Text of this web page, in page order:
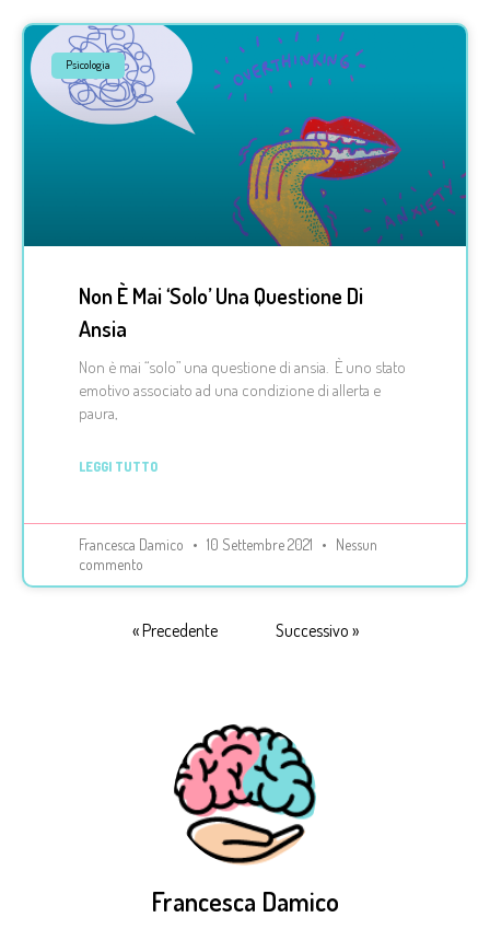
Psicologia
Non È Mai ‘solo’ Una Questione Di
Ansia
Non è mai “solo” una questione di ansia. È uno stato
emotivo associato ad una condizione di allerta e
paura,
LEGGI TUTTO
Francesca Damico 10 Settembre 2021
Nessun
commento
« Precedente Successivo »
Francesca Damico